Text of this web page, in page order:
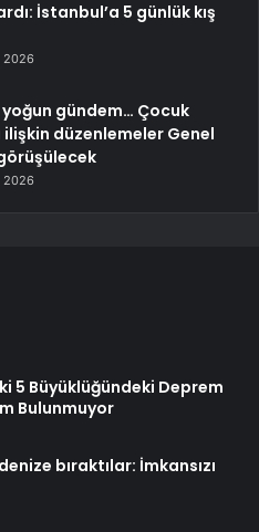
İstanbul’a 5 günlük kış
2026
yoğun gündem… Çocuk
ilişkin düzenlemeler Genel
2026
5 Büyüklüğündeki Deprem
Bulunmuyor
bıraktılar: İmkansızı